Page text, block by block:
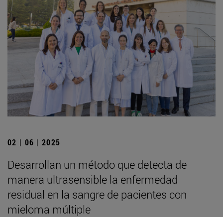
02 | 06 | 2025
Desarrollan un método que detecta de
manera ultrasensible la enfermedad
residual en la sangre de pacientes con
mieloma múltiple